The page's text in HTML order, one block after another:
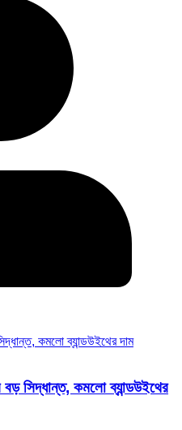
বড় সিদ্ধান্ত, কমলো ব্যান্ডউইথের